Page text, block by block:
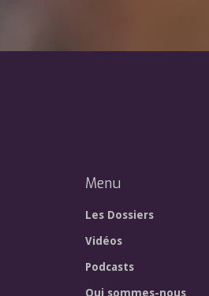
Menu
Les Dossiers
Vidéos
Podcasts
Qui sommes-nous